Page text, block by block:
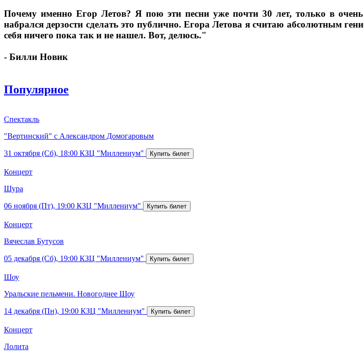
Почему именно Егор Летов? Я пою эти песни уже почти 30 лет, только в
набрался дерзости сделать это публично. Егора Летова я считаю абсолютным
себя ничего пока так и не нашел. Вот, делюсь."
- Билли Новик
Популярное
Спектакль
"Вертинский" с Александром Домогаровым
31 октября (Сб), 18:00 КЗЦ "Миллениум"
Концерт
Шура
06 ноября (Пт), 19:00 КЗЦ "Миллениум"
Концерт
Вячеслав Бутусов
05 декабря (Сб), 19:00 КЗЦ "Миллениум"
Шоу
Уральские пельмени. Новогоднее Шоу
14 декабря (Пн), 19:00 КЗЦ "Миллениум"
Концерт
Лолита